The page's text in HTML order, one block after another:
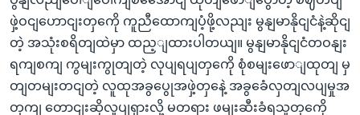
ဖှဲ့ဝငျဟောငျးတှကေို ကူညီထောကျပံ့ဖို့လညျး မွနျမာနိုငျငံနဲ့ဆိုငျ
တဲ့ အသုံးစရိတျထဲမှာ ထည့ျထားပါတယျ။ မွနျမာနိုငျငံတဝနျး
ရကျစကျ ကွမျးကွုတျတဲ့ လုပျရပျတှကေို စုံစမျးဖောျထုတျ မှ
တျတမျးတငျတဲ့ လူထုအခွပွေုအဖှဲ့တှနေဲ့ အခွခေံလှတျလပျမှုအ
တှကျ တောငျးဆိုလှုပျရှားလို့ မတရား ဖမျးဆီးခံရသူတှကေို